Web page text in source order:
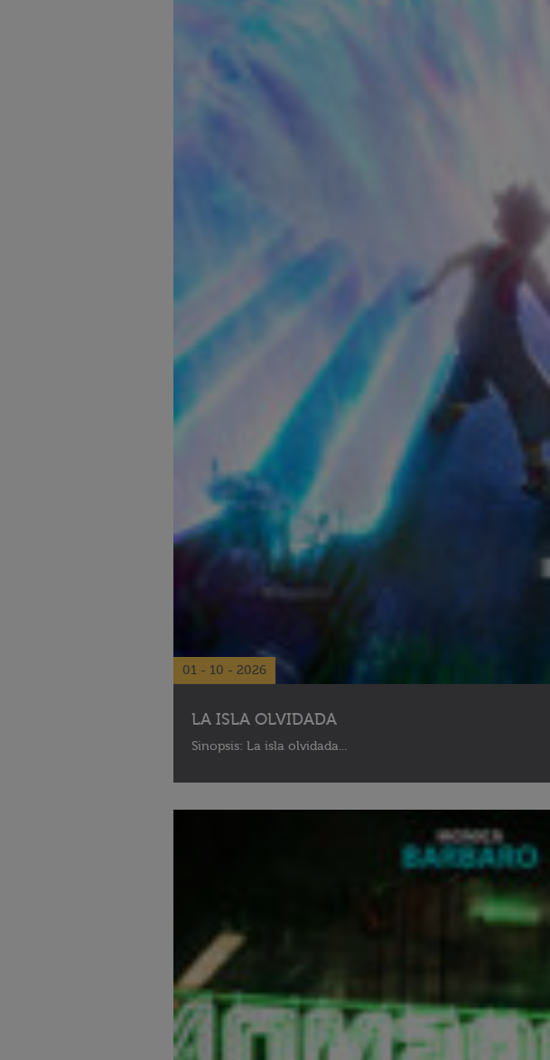
01 - 10 - 2026
LA ISLA OLVIDADA
Sinopsis: La isla olvidada...